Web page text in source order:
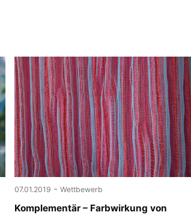
07.01.2019 - Wettbewerb
Komplementär – Farbwirkung von